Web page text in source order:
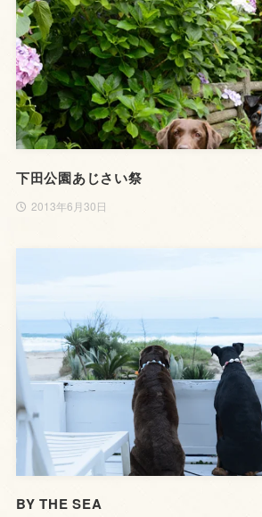
下田公園あじさい祭
2013年6月30日
BY THE SEA